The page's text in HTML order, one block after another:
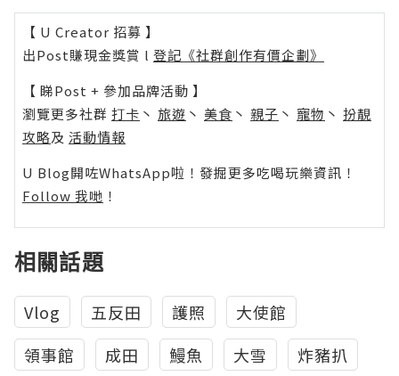
【 U Creator 招募 】
出Post賺現金獎賞 l 登記《社群創作有價企劃》
【 睇Post + 參加品牌活動 】
瀏覽更多社群 打卡 丶 旅遊 丶 美食 丶 親子 丶 寵物 丶 扮靚
攻略及 活動情報
U Blog開咗WhatsApp啦！發掘更多吃喝玩樂資訊！
Follow 我哋 ！
相關話題
Vlog 五反田 護照
大使館
領事館
成田 鰻魚 大雪 炸豬扒